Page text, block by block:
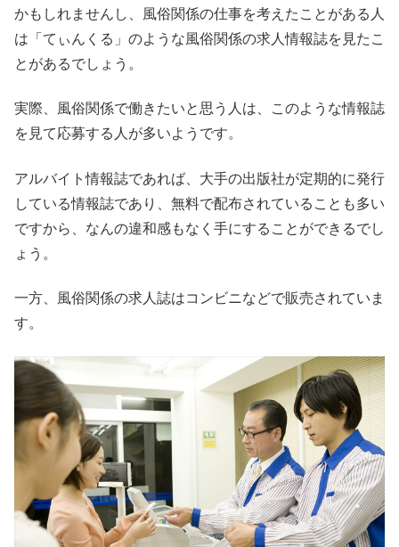
かもしれませんし、風俗関係の仕事を考えたことがある人
は「てぃんくる」のような風俗関係の求人情報誌を見たこ
とがあるでしょう。
実際、風俗関係で働きたいと思う人は、このような情報誌
を見て応募する人が多いようです。
アルバイト情報誌であれば、大手の出版社が定期的に発行
している情報誌であり、無料で配布されていることも多い
ですから、なんの違和感もなく手にすることができるでし
ょう。
一方、風俗関係の求人誌はコンビニなどで販売されていま
す。